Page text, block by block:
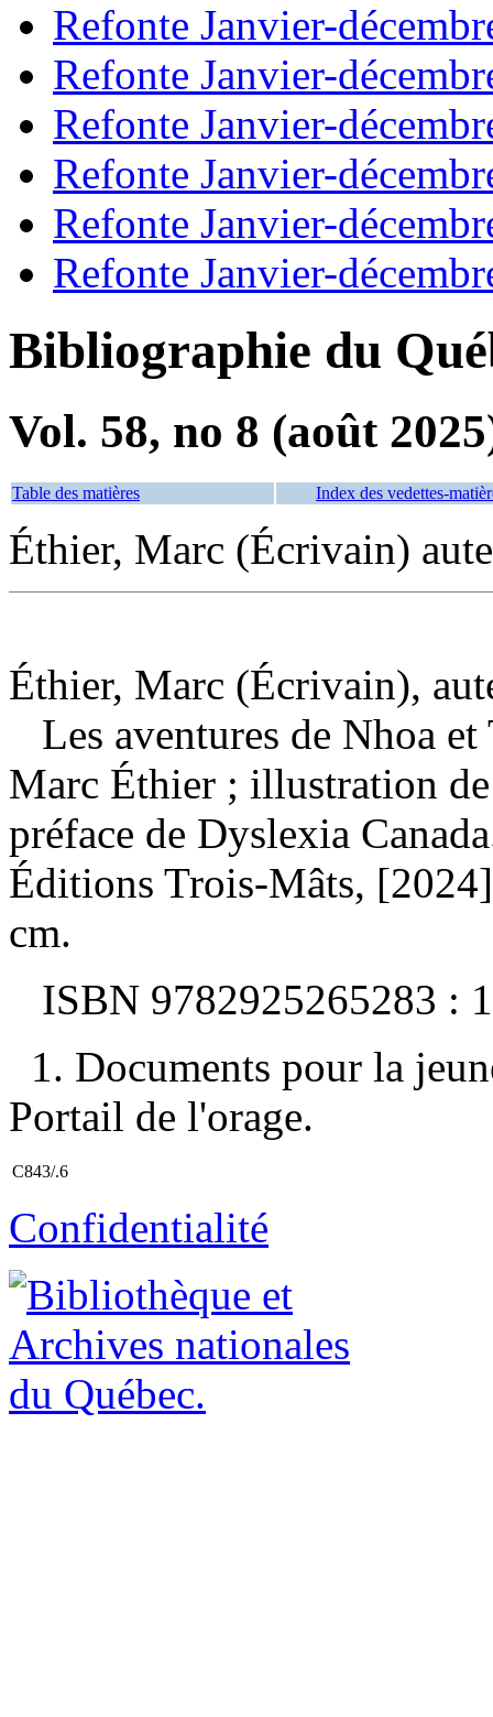
Refonte Janvier-
Refonte Janvier-
Refonte Janvier-
Refonte Janvier-
Refonte Janvier-
Refonte Janvier-
Bibliographie du
Vol. 58, no 8 (août
Table des matières Index des vedettes-
Éthier, Marc (Écrivain)
Éthier, Marc (Écrivain),
Les aventures de Nhoa
Marc Éthier ; illustration
préface de Dyslexia
Éditions Trois-Mâts,
cm.
ISBN 9782925265283 :
1. Documents pour la
Portail de l'orage.
C843/.6
Confidentialité